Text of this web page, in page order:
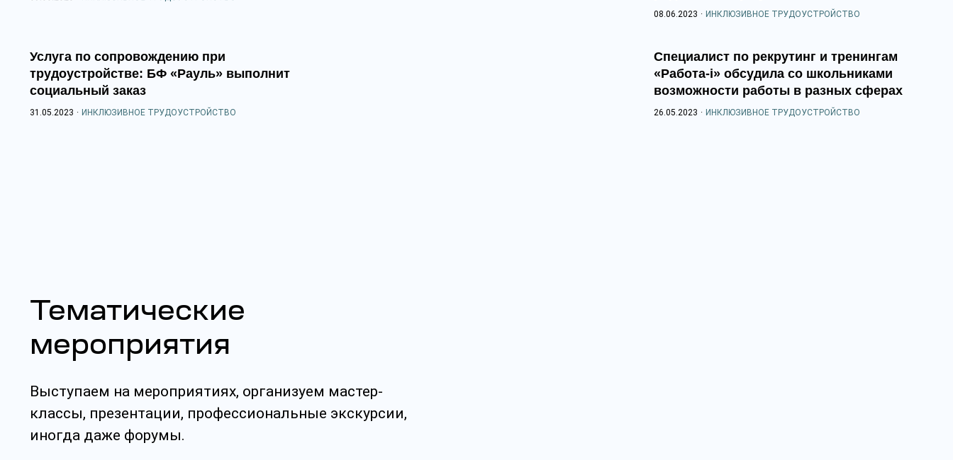
08.06.2023 · ИНКЛЮЗИВНОЕ ТРУДОУСТРОЙСТВО
Услуга по сопровождению при
трудоустройстве: БФ «Рауль» выполнит
социальный заказ
31.05.2023 · ИНКЛЮЗИВНОЕ ТРУДОУСТРОЙСТВО
Специалист по рекрутинг и тренингам
«Работа-i» обсудила со школьниками
возможности работы в разных сферах
26.05.2023 · ИНКЛЮЗИВНОЕ ТРУДОУСТРОЙСТВО
Тематические
мероприятия
Выступаем на мероприятиях, организуем мастер-
классы, презентации, профессиональные экскурсии,
иногда даже форумы.